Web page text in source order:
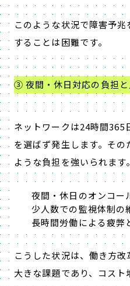
このような状況で障害予
することは困難です。
③ 夜間・休日対応の負担と
ネットワークは24時間365
を選ばず発生します。そ
ような負担を強いられます。
夜間・休日のオンコー
少人数での監視体制の
長時間労働による疲弊
こうした状況は、働き方
大きな課題であり、コスト